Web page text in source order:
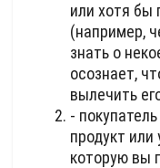
или хотя бы
(например,
знать о
осознает,
вылечить
-
продукт или
которую вы